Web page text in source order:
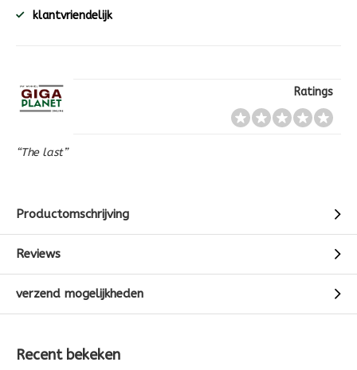
klantvriendelijk
Ratings
“The last”
Productomschrijving
Reviews
verzend mogelijkheden
Recent bekeken